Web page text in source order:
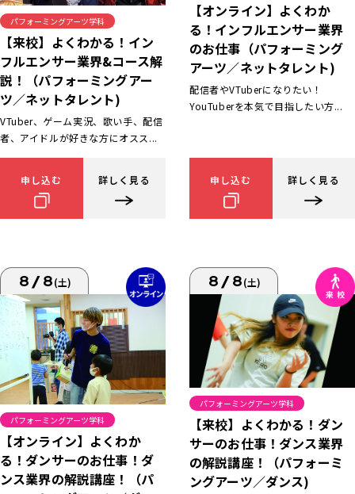
パフォーミングアーツ学科
【来校】よくわかる！イン
フルエンサー業界&コース解
説！（パフォーミングアー
ツ／ネットタレント)
VTuber、ゲーム実況、歌い手、配信
者、アイドルが好きな方にオスス...
申し込む 詳しく見る
【オンライン】よくわか
る！インフルエンサー業界
のお仕事（パフォーミング
アーツ／ネットタレント)
配信者やVTuberになりたい！
YouTuberを本気で目指したい方...
申し込む 詳しく見る
8/8(土)
パフォーミングアーツ学科
【オンライン】よくわか
る！ダンサーのお仕事！ダ
ンス業界の解説講座！（パ
8/8(土)
パフォーミングアーツ学科
【来校】よくわかる！ダン
サーのお仕事！ダンス業界
の解説講座！（パフォーミ
ングアーツ／ダンス)